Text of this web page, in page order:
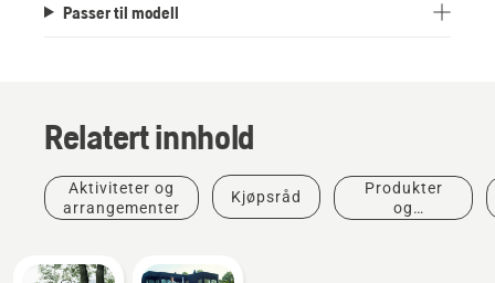
Passer til modell
Relatert innhold
Aktiviteter og
arrangementer
Kjøpsråd
Produkter
og